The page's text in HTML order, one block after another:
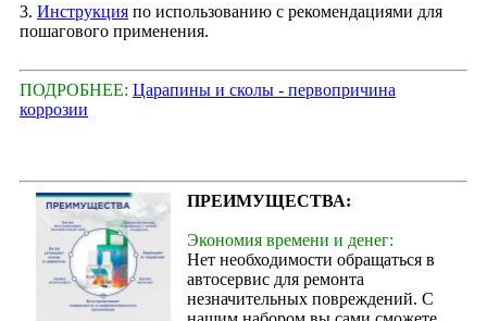
3. Инструкция по использованию с рекомендациями для
пошагового применения.
ПОДРОБНЕЕ: Царапины и сколы - первопричина
коррозии
ПРЕИМУЩЕСТВА:
Экономия времени и денег:
Нет необходимости обращаться в
автосервис для ремонта
незначительных повреждений. С